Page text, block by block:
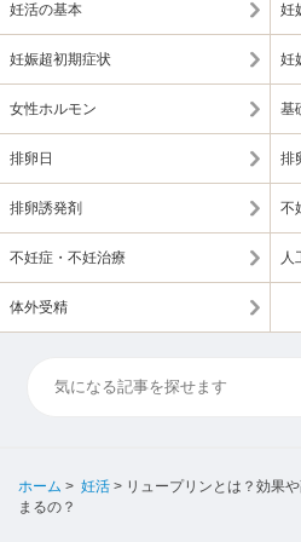
妊活の基本 妊
妊娠超初期症状 妊
女性ホルモン 基
排卵日 排
排卵誘発剤 不
不妊症・不妊治療 人
体外受精
ホーム > 妊活 > リュープリンとは？効果
まるの？